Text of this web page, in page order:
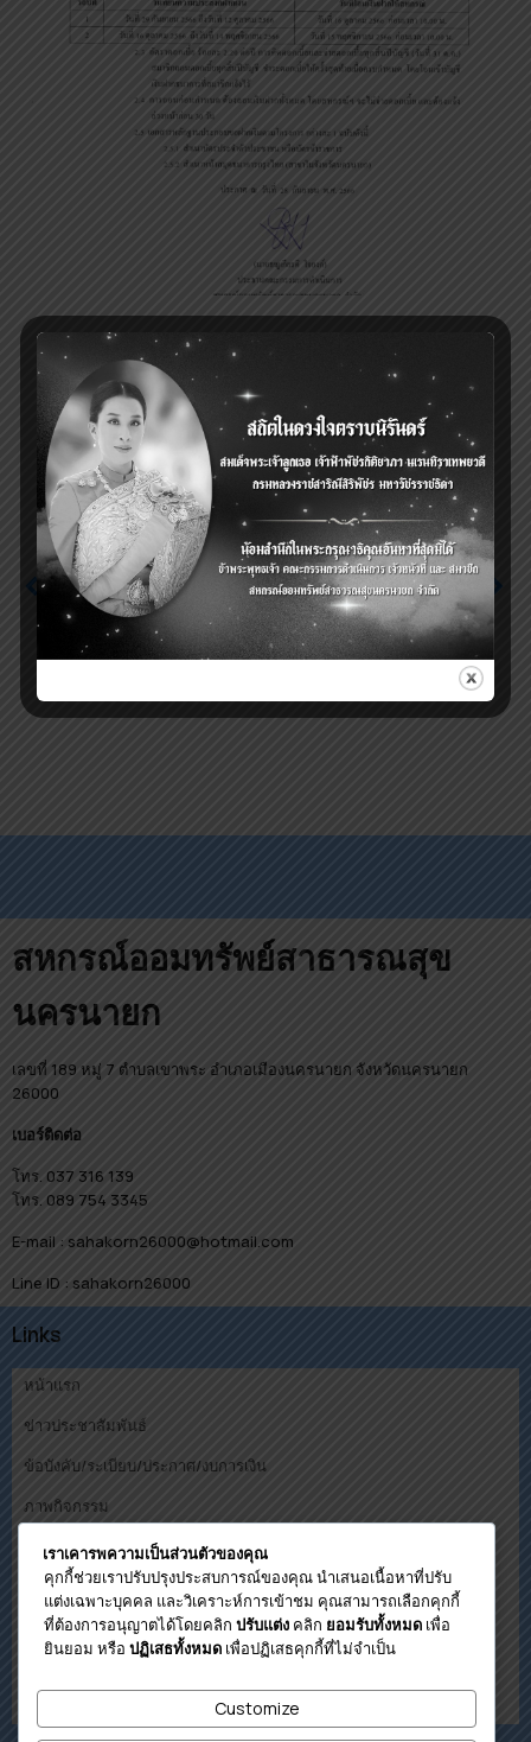
Previous
ประชาสัมพันธ์เปิดรับ
สมัครกองล้านที่ 2
(กสธท.) วาระพิเศษ (
อายุ 59 ปีแต่ไม่เกิน 65 ปี )
ประจำเดือน สิงหาคม
Next
ประกาศ เรื่อง โครงการ
ส่งเสริมการออม สหกรณ์
ออมทรัพย์สาธารณสุข
นครนายก จำกัด 6/2566
(ระยะเวาลาฝาก 24
เดือน)
สหกรณ์ออมทรัพย์สาธารณสุข
นครนายก
เลขที่ 189 หมู่ 7 ตำบลเขาพระ อำเภอเมืองนครนายก จังหวัดนครนายก
26000
เบอร์ติดต่อ
โทร. 037 316 139
โทร. 089 754 3345
E-mail : sahakorn26000@hotmail.com
Line ID : sahakorn26000
Links
หน้าแรก
ข่าวประชาสัมพันธ์
ข้อบังคับ/ระเบียบ/ประกาศ/งบการเงิน
ภาพกิจกรรม
คณะกรรมการ
ดาวน์โหลด
โปรแกรมคำนวนวงเงินกู้เบื้องต้น
เราเคารพความเป็นส่วนตัวของคุณ
คุกกี้ช่วยเราปรับปรุงประสบการณ์ของคุณ นำเสนอเนื้อหาที่ปรับ
แต่งเฉพาะบุคคล และวิเคราะห์การเข้าชม คุณสามารถเลือกคุกกี้
ที่ต้องการอนุญาตได้โดยคลิก ปรับแต่ง คลิก ยอมรับทั้งหมด เพื่อ
ยินยอม หรือ ปฏิเสธทั้งหมด เพื่อปฏิเสธคุกกี้ที่ไม่จำเป็น
Customize